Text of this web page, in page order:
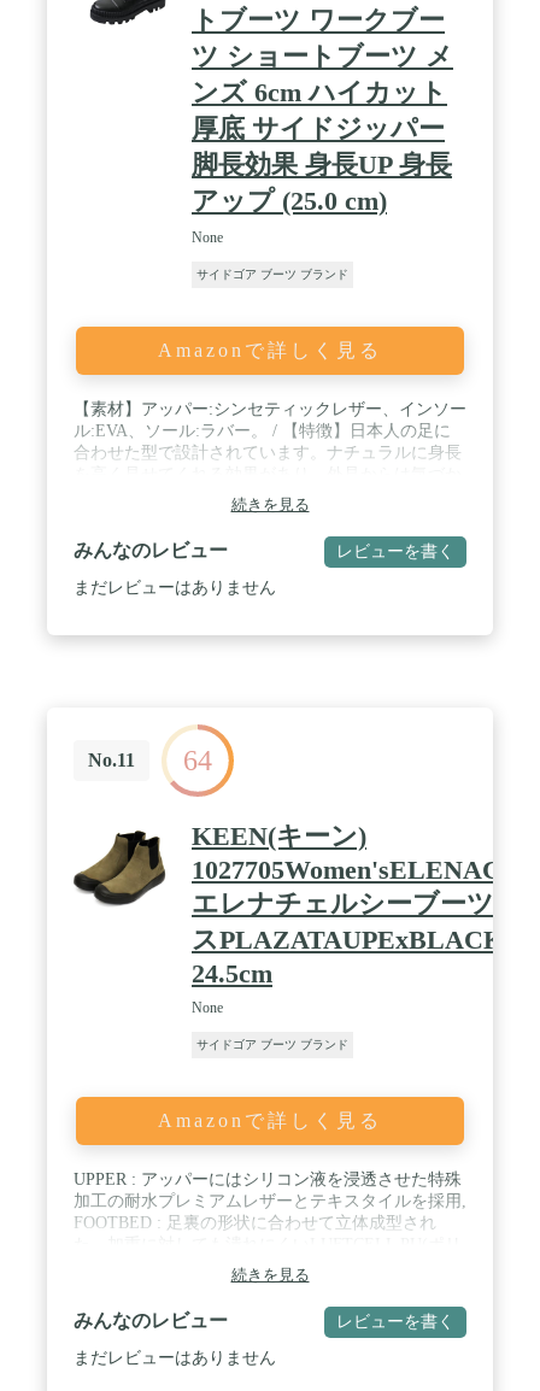
トブーツ ワークブー
ツ ショートブーツ メ
ンズ 6cm ハイカット
厚底 サイドジッパー
脚長効果 身長UP 身長
アップ (25.0 cm)
None
サイドゴア ブーツ ブランド
Amazonで詳しく見る
【素材】アッパー:シンセティックレザー、インソー
ル:EVA、ソール:ラバー。 / 【特徴】日本人の足に
合わせた型で設計されています。ナチュラルに身長
れず身長を伸ばすことができ、ファッション性があ
ります！履くだけでプラス6cm身長がアップ！極厚
6cmタンクソールとインカップソールが融合！身長
UPに加え、足長効果も得られます！特殊GELインカ
ップソール搭載。身長底上げ効果と、衝撃吸収に抜
ットして、馴染んでいきます。※個人差で多少の差
異が生じますので、ご了承ください。 / 【デザイ
ン】自然なデザインで一目ではシークレットシュー
ズと気づかれません。サイドジップアップ仕様。ジ
ッパーを上げ下げすれば一瞬で脱ぎ履きできます。
ブーツの着脱が簡単！ 【お手入れ】シンセティック
レザー(PUレザー)使用で超軽量かつお手入れカンタ
ン！少し濡れても布で拭き取ればOK！ / 【防滑性】
超タンクソール仕様で迫力あるアウトソール！滑り
止め効果もあり、アウトドアや雨、雪の日、滑りや
すい階段や駅の構内などでも防滑性が高く、あらゆ
るシーンで活躍します！ 【様々なシーンで】通勤、
やワークブーツとしてデニムやカーゴパンツにもマ
ッチするので、オシャレで普段使いのコーディネー
器及びモニタ、また室内、室外での撮影により実際
の商品素材の色と相違する場合もありますのでご注
意ください。また、ロット違いにより、同一商品で
も僅かに色味やデザインに違いがある場合がありま
す。予めご了承ください。
続きを見る
みんなのレビュー レビューを書く
まだレビューはありません
No.11 64
KEEN(キーン)
エレナチェルシーブーツレ
ス
24.5cm
None
サイドゴア ブーツ ブランド
Amazonで詳しく見る
UPPER : アッパーにはシリコン液を浸透させた特殊
加工の耐水プレミアムレザーとテキスタイルを採用,
FOOTBED : 足裏の形状に合わせて立体成型され
ウレタン)フットベッド, MIDSOLE : 驚くほど軽量で
劣化しにくく、歩行時の衝撃を緩和する圧縮成型
EVAミッドソールが優れたクッション性を実現,
OUTSOLE : 踏み跡を残さず、耐摩耗性とグリップ
性に優れた耐摩耗性に優れたノンマーキング仕様 /
続きを見る
みんなのレビュー レビューを書く
まだレビューはありません